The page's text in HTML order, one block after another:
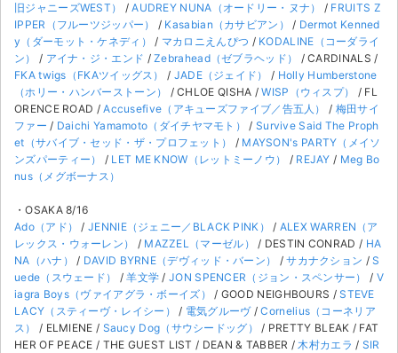
旧ジャニーズWEST）
/AUDREY NUNA（オードリー・ヌナ） / FRUITS Z
IPPER（フルーツジッパー）
/ Kasabian（カサビアン） / Dermot Kenned
y（ダーモット・ケネディ）
/ マカロニえんぴつ / KODALINE（コーダライ
ン）
/ アイナ・ジ・エンド /Zebrahead（ゼブラヘッド）
/ CARDINALS /
FKA twigs（FKAツイッグス）
/ JADE（ジェイド） / Holly Humberstone
（ホリー・ハンバーストーン）
/ CHLOE QISHA /WISP（ウィスプ）
/ FL
ORENCE ROAD /Accusefive（アキューズファイブ／告五人） / 梅田サイ
ファー / Daichi Yamamoto（ダイチヤマモト） / Survive Said The Proph
et（サバイブ・セッド・ザ・プロフェット）
/ MAYSON's PARTY（メイソ
ンズパーティー）
/ LET ME KNOW（レットミーノウ） / REJAY / Meg Bo
nus（メグボーナス）
・OSAKA 8/16
Ado（アド）
/JENNIE（ジェニー／BLACK PINK） / ALEX WARREN（ア
レックス・ウォーレン）
/ MAZZEL（マーゼル） / DESTIN CONRAD / HA
NA（ハナ）
/ DAVID BYRNE（デヴィッド・バーン） /サカナクション /S
uede（スウェード）
/羊文学 /JON SPENCER（ジョン・スペンサー） / V
iagra Boys（ヴァイアグラ・ボーイズ）
/ GOOD NEIGHBOURS /STEVE
LACY（スティーヴ・レイシー）
/ 電気グルーヴ/Cornelius（コーネリア
ス）
/ ELMIENE / Saucy Dog（サウシードッグ）
/ PRETTY BLEAK / FAT
HER OF PEACE / THE GUEST LIST / DEAN & TABBER /木村カエラ / SIR